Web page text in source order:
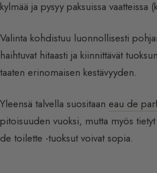
kylmää ja pysyy paksuissa vaatteissa
Valinta kohdistuu luonnollisesti
haihtuvat hitaasti ja kiinnittävät
taaten erinomaisen kestävyyden.
Yleensä talvella suositaan eau de
pitoisuuden vuoksi, mutta myös
de toilette -tuoksut voivat sopia.